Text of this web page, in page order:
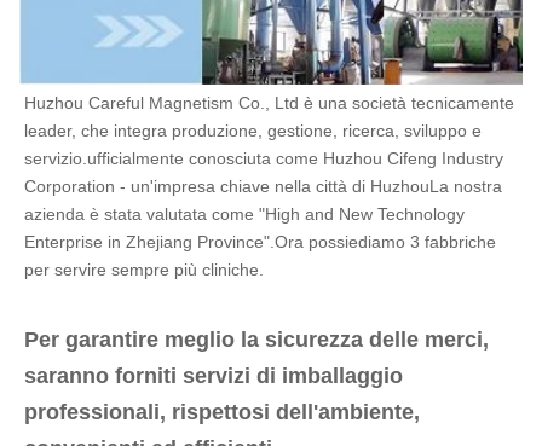
28 × 13 × 16 28 ± 0.5 13±0.4 16 ± 0.4
349 28×12×16 28 ± 0.5 12 ± 0.4 16 ± 0.4
Huzhou Careful Magnetism Co., Ltd è una società tecnicamente
leader, che integra produzione, gestione, ricerca, sviluppo e
servizio.ufficialmente conosciuta come Huzhou Cifeng Industry
Corporation - un'impresa chiave nella città di HuzhouLa nostra
azienda è stata valutata come "High and New Technology
Enterprise in Zhejiang Province".Ora possiediamo 3 fabbriche
per servire sempre più cliniche.
Per garantire meglio la sicurezza delle merci,
saranno forniti servizi di imballaggio
professionali, rispettosi dell'ambiente,